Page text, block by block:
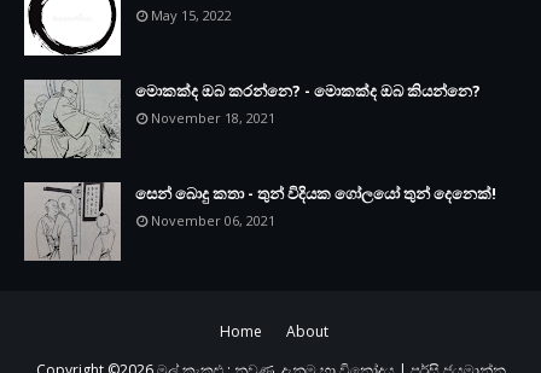
May 15, 2022
මොකක්ද ඔබ කරන්නෙ? - මොකක්ද ඔබ කියන්නෙ?
November 18, 2021
සෙන් බොදු කතා - තුන් විදියක ගෝලයෝ තුන් දෙනෙක්!
November 06, 2021
Home
About